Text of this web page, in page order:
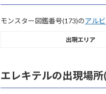
モンスター図鑑番号(173)のアル
出現エリア
エレキテルの出現場